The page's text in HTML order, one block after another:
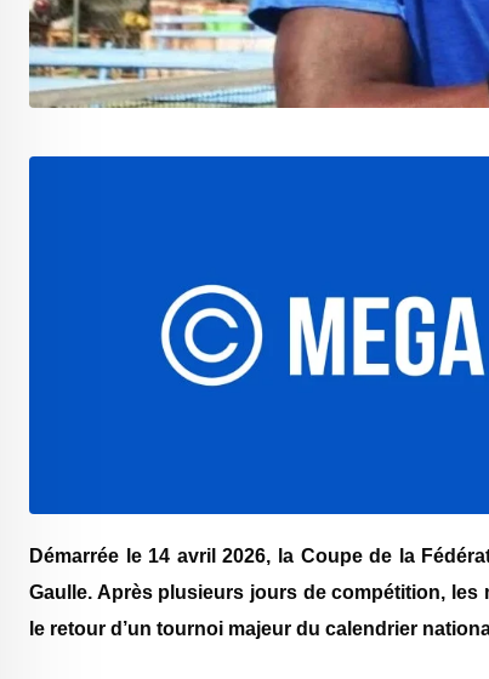
Démarrée le 14 avril 2026, la Coupe de la
Gaulle. Après plusieurs jours de compétition,
le retour d’un tournoi majeur du calendrier